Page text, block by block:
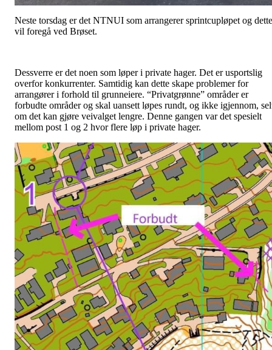
Neste torsdag er det NTNUI som arrangerer sprintcupløpet og dette
vil foregå ved Brøset.
Dessverre er det noen som løper i private hager. Det er usportslig
overfor konkurrenter. Samtidig kan dette skape problemer for
arrangører i forhold til grunneiere. “Privatgrønne” områder er
forbudte områder og skal uansett løpes rundt, og ikke igjennom,
om det kan gjøre veivalget lengre. Denne gangen var det spesielt
mellom post 1 og 2 hvor flere løp i private hager.